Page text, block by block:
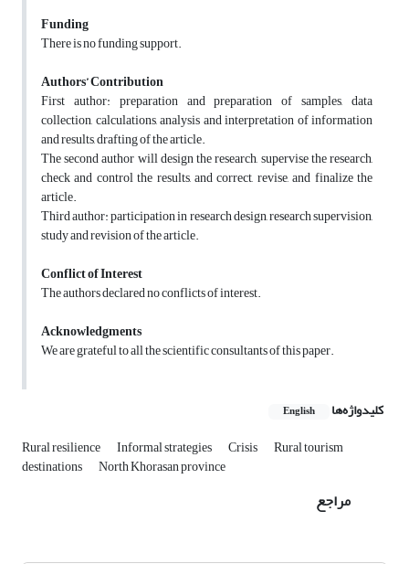
Funding
There is no funding support.
Authors’ Contribution
First author: preparation and preparation of samples, data
collection, calculations, analysis and interpretation of information
and results, drafting of the article.
The second author will design the research, supervise the research,
check and control the results, and correct, revise, and finalize the
article.
Third author: participation in research design, research supervision,
study and revision of the article.
Conflict of Interest
The authors declared no conflicts of interest.
Acknowledgments
We are grateful to all the scientific consultants of this paper.
کلیدواژه‌ها English
Rural resilience Informal strategies Crisis Rural tourism
destinations North Khorasan province
مراجع